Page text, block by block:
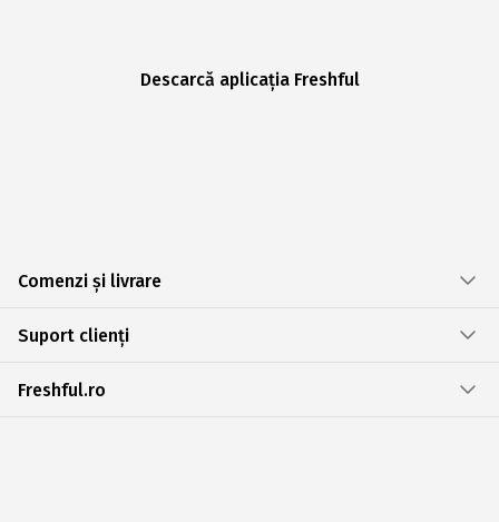
Descarcă aplicația Freshful
Comenzi și livrare
Suport clienți
Freshful.ro